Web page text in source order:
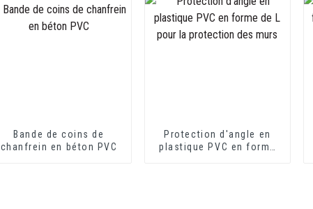
Bande de coins de
chanfrein en béton PVC
Protection d'angle en
plastique PVC en forme